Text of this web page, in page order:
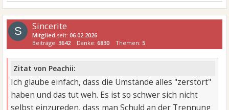
S Sincerite
Mitglied seit:06.02.2026
Beiträge:3642 Danke:6830 Themen:5
Zitat von Peachii:
Ich glaube einfach, dass die Umstände alles "zerstört"
haben und das tut weh. Es ist so schwer sich nicht
selbst einzureden, dass man Schuld an der Trennung